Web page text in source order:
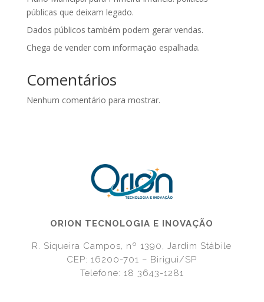
públicas que deixam legado.
Dados públicos também podem gerar vendas.
Chega de vender com informação espalhada.
Comentários
Nenhum comentário para mostrar.
ORION TECNOLOGIA E INOVAÇÃO
R. Siqueira Campos, nº 1390, Jardim Stábile
CEP: 16200-701 – Birigui/SP
Telefone: 18 3643-1281